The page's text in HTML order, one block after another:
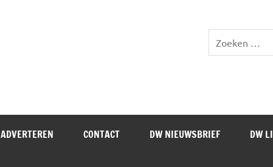
Drogistenweekblad DW
ADVERTEREN CONTACT DW NIEUWSBRIEF DW